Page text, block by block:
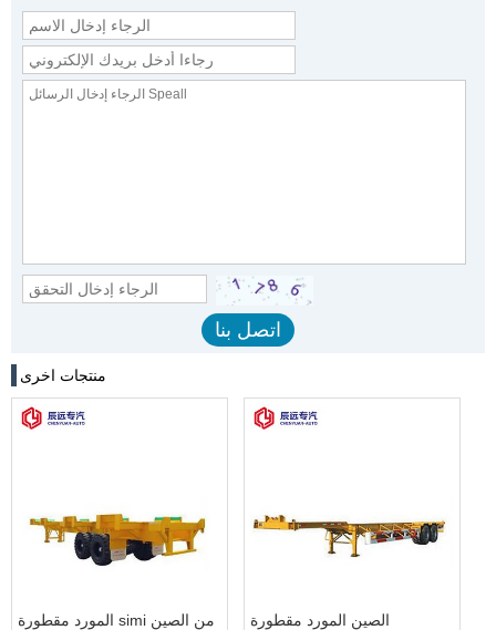
منتجات اخرى
المورد مقطورة simi من الصين الصين المورد مقطورة